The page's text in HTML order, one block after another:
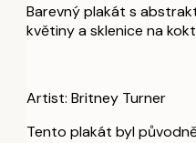
Barevný plakát s
květiny a sklenice na
Artist: Britney Turner
Tento plakát byl